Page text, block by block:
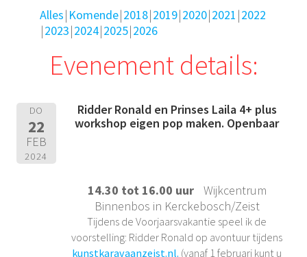
Alles Komende 2018 2019 2020 2021 2022
2023 2024 2025 2026
Evenement details:
DO
22
FEB
2024
Ridder Ronald en Prinses Laila 4+ plus
workshop eigen pop maken. Openbaar
14.30 tot 16.00 uur
Wijkcentrum
Binnenbos in Kerckebosch/Zeist
Tijdens de Voorjaarsvakantie speel ik de
voorstelling: Ridder Ronald op avontuur tijdens
kunstkaravaanzeist.nl. (vanaf 1 februari kunt u